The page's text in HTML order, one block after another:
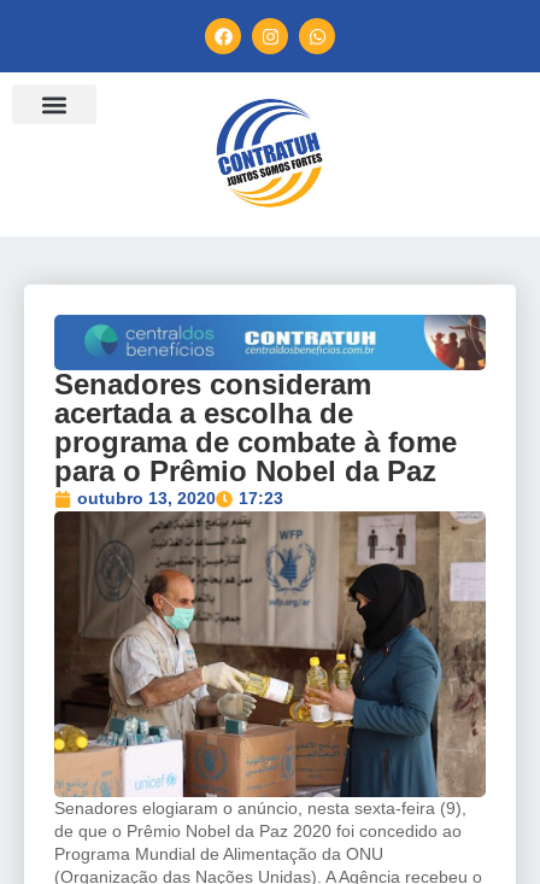
Senadores consideram
acertada a escolha de
programa de combate à fome
para o Prêmio Nobel da Paz
outubro 13, 2020 17:23
Senadores elogiaram o anúncio, nesta sexta-feira (9),
de que o Prêmio Nobel da Paz 2020 foi concedido ao
Programa Mundial de Alimentação da ONU
(Organização das Nações Unidas). A Agência recebeu o